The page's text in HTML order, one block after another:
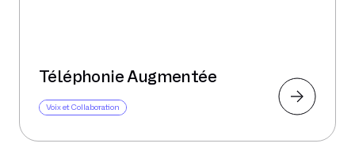
Téléphonie Augmentée
Voix et Collaboration